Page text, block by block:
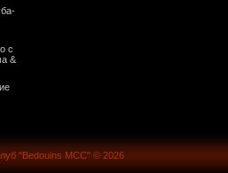
с
&
"Bedouins MCC" © 2026